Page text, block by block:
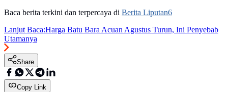
Baca berita terkini dan terpercaya di Berita Liputan6
Lanjut Baca:Harga Batu Bara Acuan Agustus Turun, Ini Penyebab
Utamanya
Share
Copy Link